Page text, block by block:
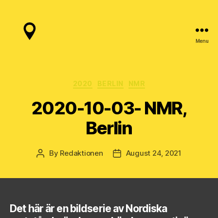
Menu
Categories
2020 BERLIN NMR
2020-10-03- NMR,
Berlin
Post
By Redaktionen
PostAugust 24, 2021
Det här är en bildserie av Nordiska